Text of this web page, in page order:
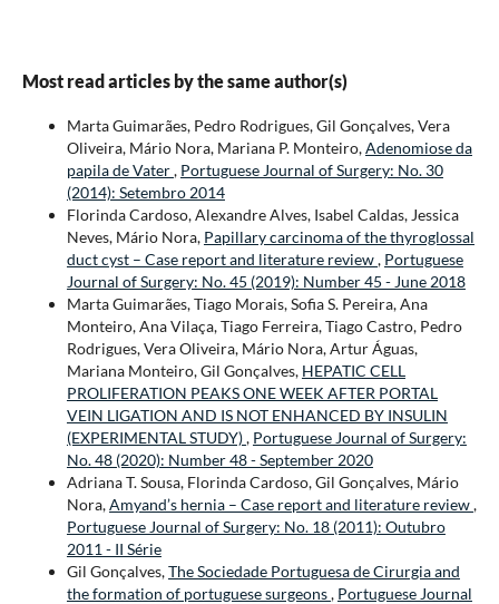
Most read articles by the same author(s)
Marta Guimarães, Pedro Rodrigues, Gil Gonçalves, Vera
Oliveira, Mário Nora, Mariana P. Monteiro,Adenomiose da
papila de Vater, Portuguese Journal of Surgery: No. 30
(2014): Setembro 2014
Florinda Cardoso, Alexandre Alves, Isabel Caldas, Jessica
Neves, Mário Nora, Papillary carcinoma of the thyroglossal
duct cyst – Case report and literature review, Portuguese
Journal of Surgery: No. 45 (2019): Number 45 - June 2018
Marta Guimarães, Tiago Morais, Sofia S. Pereira, Ana
Monteiro, Ana Vilaça, Tiago Ferreira, Tiago Castro, Pedro
Rodrigues, Vera Oliveira, Mário Nora, Artur Águas,
Mariana Monteiro, Gil Gonçalves, HEPATIC CELL
PROLIFERATION PEAKS ONE WEEK AFTER PORTAL
VEIN LIGATION AND IS NOT ENHANCED BY INSULIN
(EXPERIMENTAL STUDY), Portuguese Journal of Surgery:
No. 48 (2020): Number 48 - September 2020
Adriana T. Sousa, Florinda Cardoso, Gil Gonçalves, Mário
Nora,Amyand’s hernia – Case report and literature review,
Portuguese Journal of Surgery: No. 18 (2011): Outubro
2011 - II Série
Gil Gonçalves,The Sociedade Portuguesa de Cirurgia and
the formation of portuguese surgeons, Portuguese Journal